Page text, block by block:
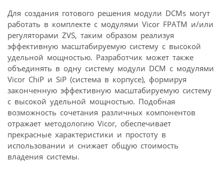
Для создания готового решения модули DCMs могут
работать в комплекте с модулями Vicor FPATM и/или
регуляторами ZVS, таким образом реализуя
эффективную масштабируемую систему с высокой
удельной мощностью. Разработчик может также
объединять в одну систему модули DCM с модулями
Vicor ChiP и SiP (система в корпусе), формируя
законченную эффективную масштабируемую систему
с высокой удельной мощностью. Подобная
возможность сочетания различных компонентов
отражает методологию Vicor, обеспечивает
прекрасные характеристики и простоту в
использовании и снижает общую стоимость
владения системы.